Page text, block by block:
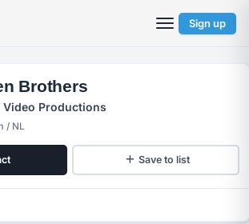
Sign up
Brothers
Video Productions
/ NL
Save to list